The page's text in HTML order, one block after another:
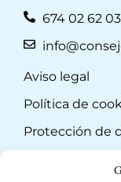
674 02 62 03
Aviso legal
Política de
Protección de